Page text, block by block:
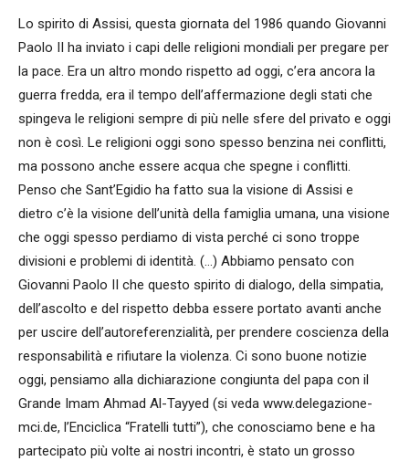
Lo spirito di Assisi, questa giornata del 1986 quando Giovanni
Paolo II ha inviato i capi delle religioni mondiali per pregare per
la pace. Era un altro mondo rispetto ad oggi, c’era ancora la
guerra fredda, era il tempo dell’affermazione degli stati che
spingeva le religioni sempre di più nelle sfere del privato e oggi
non è così. Le religioni oggi sono spesso benzina nei conflitti,
ma possono anche essere acqua che spegne i conflitti.
Penso che Sant’Egidio ha fatto sua la visione di Assisi e
dietro c’è la visione dell’unità della famiglia umana, una visione
che oggi spesso perdiamo di vista perché ci sono troppe
divisioni e problemi di identità. (…) Abbiamo pensato con
Giovanni Paolo II che questo spirito di dialogo, della simpatia,
dell’ascolto e del rispetto debba essere portato avanti anche
per uscire dell’autoreferenzialità, per prendere coscienza della
responsabilità e rifiutare la violenza. Ci sono buone notizie
oggi, pensiamo alla dichiarazione congiunta del papa con il
Grande Imam Ahmad Al-Tayyed (si veda www.delegazione-
mci.de, l’Enciclica “Fratelli tutti”), che conosciamo bene e ha
partecipato più volte ai nostri incontri, è stato un grosso